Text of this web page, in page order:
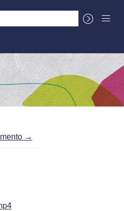
Sobre el Centro Documental
→